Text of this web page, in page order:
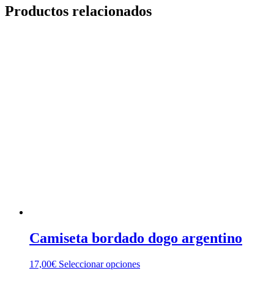
Productos relacionados
Camiseta bordado dogo argentino
17,00€ Seleccionar opcionesEste